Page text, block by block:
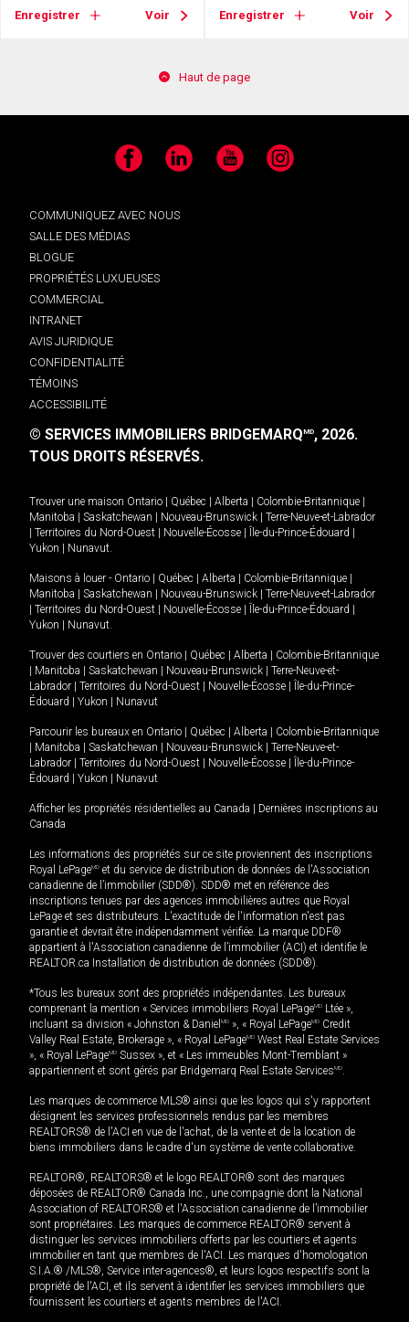
Enregistrer Voir Enregistrer Voir
Haut de page
Facebook LinkedIn YouTube Instagram
COMMUNIQUEZ AVEC NOUS
SALLE DES MÉDIAS
BLOGUE
PROPRIÉTÉS LUXUEUSES
COMMERCIAL
INTRANET
AVIS JURIDIQUE
CONFIDENTIALITÉ
TÉMOINS
ACCESSIBILITÉ
© SERVICES IMMOBILIERS BRIDGEMARQMD, 2026.
TOUS DROITS RÉSERVÉS.
Trouver une maison Ontario | Québec | Alberta | Colombie-Britannique |
Manitoba | Saskatchewan | Nouveau-Brunswick | Terre-Neuve-et-Labrador
| Territoires du Nord-Ouest | Nouvelle-Écosse | Île-du-Prince-Édouard |
Yukon | Nunavut
Maisons à louer - Ontario | Québec | Alberta | Colombie-Britannique |
Manitoba | Saskatchewan | Nouveau-Brunswick | Terre-Neuve-et-Labrador
| Territoires du Nord-Ouest | Nouvelle-Écosse | Île-du-Prince-Édouard |
Yukon | Nunavut
Trouver des courtiers en Ontario | Québec | Alberta | Colombie-Britannique
| Manitoba | Saskatchewan | Nouveau-Brunswick | Terre-Neuve-et-
Labrador | Territoires du Nord-Ouest | Nouvelle-Écosse | Île-du-Prince-
Édouard | Yukon | Nunavut
Parcourir les bureaux en Ontario | Québec | Alberta | Colombie-Britannique
| Manitoba | Saskatchewan | Nouveau-Brunswick | Terre-Neuve-et-
Labrador | Territoires du Nord-Ouest | Nouvelle-Écosse | Île-du-Prince-
Édouard | Yukon | Nunavut
Afficher les propriétés résidentielles au Canada | Dernières inscriptions au
Canada
Les informations des propriétés sur ce site proviennent des inscriptions
Royal LePageMD et du service de distribution de données de l'Association
canadienne de l’immobilier (SDD®). SDD® met en référence des
inscriptions tenues par des agences immobilières autres que Royal
LePage et ses distributeurs. L'exactitude de l'information n'est pas
garantie et devrait être indépendamment vérifiée. La marque DDF®
appartient à l'Association canadienne de l’immobilier (ACI) et identifie le
REALTOR.ca Installation de distribution de données (SDD®).
*Tous les bureaux sont des propriétés indépendantes. Les bureaux
comprenant la mention « Services immobiliers Royal LePageMD Ltée »,
incluant sa division « Johnston & Daniel MD », « Royal LePageMD Credit
Valley Real Estate, Brokerage », « Royal LePageMD West Real Estate Services
», « Royal LePageMD Sussex », et « Les immeubles Mont-Tremblant »
appartiennent et sont gérés par Bridgemarq Real Estate ServicesMD
Les marques de commerce MLS® ainsi que les logos qui s'y rapportent
désignent les services professionnels rendus par les membres
REALTORS® de l'ACI en vue de l'achat, de la vente et de la location de
biens immobiliers dans le cadre d'un système de vente collaborative.
REALTOR®, REALTORS® et le logo REALTOR® sont des marques
déposées de REALTOR® Canada Inc., une compagnie dont la National
Association of REALTORS® et l'Association canadienne de l’immobilier
sont propriétaires. Les marques de commerce REALTOR® servent à
distinguer les services immobiliers offerts par les courtiers et agents
immobilier en tant que membres de l'ACI. Les marques d'homologation
S.I.A.® /MLS®, Service inter-agences®, et leurs logos respectifs sont la
propriété de l'ACI, et ils servent à identifier les services immobiliers que
fournissent les courtiers et agents membres de l'ACI.